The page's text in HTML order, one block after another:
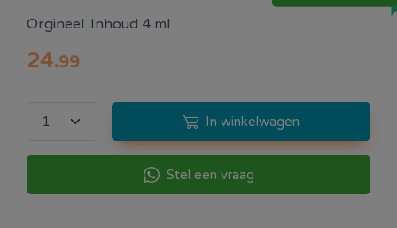
Orgineel. Inhoud 4 ml
24.99
In winkelwagen
Stel een vraag